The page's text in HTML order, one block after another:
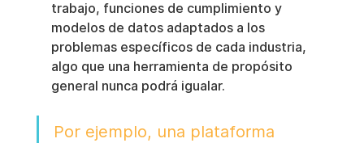
trabajo, funciones de cumplimiento y
modelos de datos adaptados a los
problemas específicos de cada industria,
algo que una herramienta de propósito
general nunca podrá igualar.
Por ejemplo, una plataforma